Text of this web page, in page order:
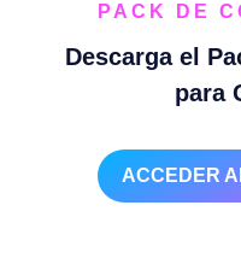
PACK DE
Descarga el
para
ACCEDER